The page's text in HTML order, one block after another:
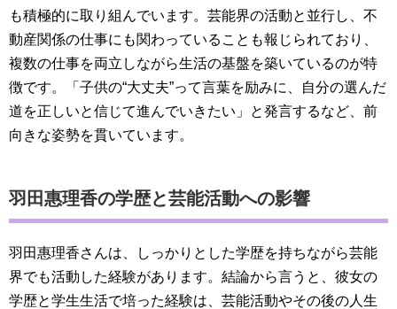
も積極的に取り組んでいます。芸能界の活動と並行し、不
動産関係の仕事にも関わっていることも報じられており、
複数の仕事を両立しながら生活の基盤を築いているのが特
徴です。「子供の“大丈夫”って言葉を励みに、自分の選んだ
道を正しいと信じて進んでいきたい」と発言するなど、前
向きな姿勢を貫いています。
羽田惠理香の学歴と芸能活動への影響
羽田惠理香さんは、しっかりとした学歴を持ちながら芸能
界でも活動した経験があります。結論から言うと、彼女の
学歴と学生生活で培った経験は、芸能活動やその後の人生